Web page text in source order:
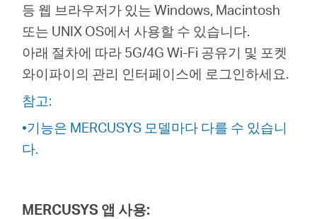
등 웹 브라우저가 있는 Windows, Macintosh
또는 UNIX OS에서 사용할 수 있습니다.
아래 절차에 따라 5G/4G Wi-Fi 공유기 및 포켓
와이파이의 관리 인터페이스에 로그인하세요.
참고:
•기능은 MERCUSYS 모델마다 다를 수 있습니
다.
MERCUSYS 앱 사용: